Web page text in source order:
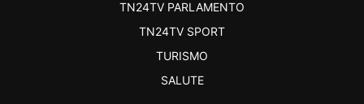
TN24TV PARLAMENTO
TN24TV SPORT
TURISMO
SALUTE